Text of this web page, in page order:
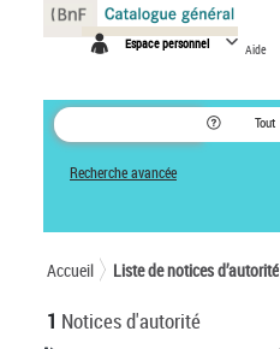
Espace personnel Aide
Tout
Recherche avancée
Accueil Liste de notices d’autorité
1 Notices d'autorité
Panneau de gestion des cookies